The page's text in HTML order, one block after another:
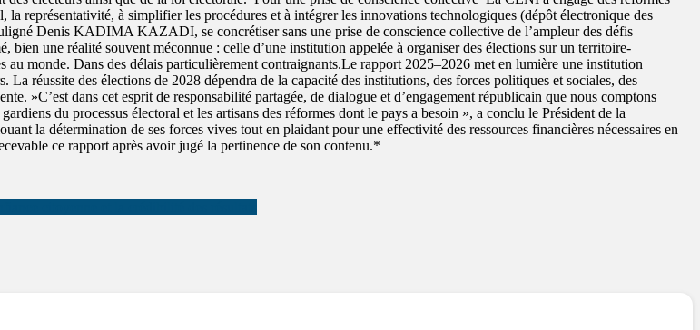
la représentativité, à simplifier les procédures et à intégrer les innovations technologiques (dépôt électronique des
Denis KADIMA KAZADI, se concrétiser sans une prise de conscience collective de l’ampleur des défis
une réalité souvent méconnue : celle d’une institution appelée à organiser des élections sur un territoire-
monde. Dans des délais particulièrement contraignants.Le rapport 2025–2026 met en lumière une institution
réussite des élections de 2028 dépendra de la capacité des institutions, des forces politiques et sociales, des
»C’est dans cet esprit de responsabilité partagée, de dialogue et d’engagement républicain que nous comptons
du processus électoral et les artisans des réformes dont le pays a besoin », a conclu le Président de la
la détermination de ses forces vives tout en plaidant pour une effectivité des ressources financières nécessaires en
ce rapport après avoir jugé la pertinence de son contenu.*